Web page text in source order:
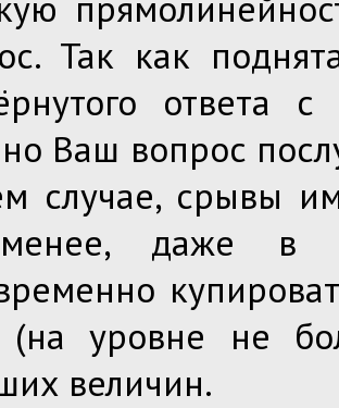
Так как
ответа
Ваш вопрос
случае, срывы
даже в
(на уровне не
величин.